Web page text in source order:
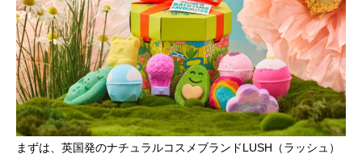
まずは、英国発のナチュラルコスメブランドLUSH（ラッシュ）